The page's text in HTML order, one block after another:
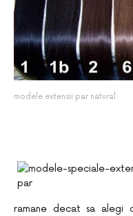
modele extensii par natural
ramane decat sa alegi